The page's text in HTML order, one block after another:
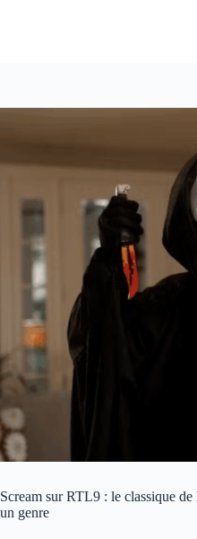
Scream sur RTL9 : le classique
un genre